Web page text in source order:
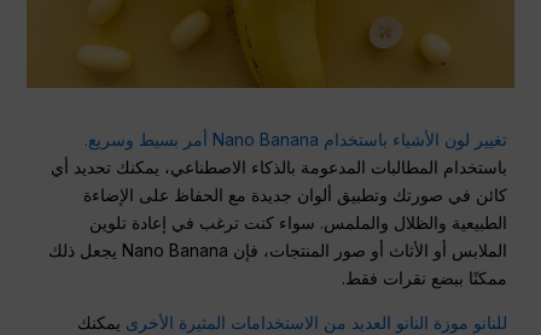
تغيير لون الأشياء باستخدام Nano Banana أمر بسيط وسريع.
باستخدام المطالبات المدعومة بالذكاء الاصطناعي، يمكنك تحديد أي
كائن في صورتك وتطبيق ألوان جديدة مع الحفاظ على الإضاءة
الطبيعية والظلال والملمس. سواء كنت ترغب في إعادة تلوين
الملابس أو الأثاث أو صور المنتجات، فإن Nano Banana يجعل ذلك
ممكنًا ببضع نقرات فقط.
للنانو موزة النانو العديد من الاستخدامات المثيرة الأخرى يمكنك